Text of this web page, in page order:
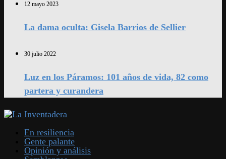
12 mayo 2023
La dama oculta: Gisela Barrios de Sellier
30 julio 2022
Luz en los Páramos: 101 años de vida, 82 como
partera y curandera
En resiliencia
Gente palante
Opinión y análisis